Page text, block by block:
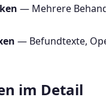
— Mehrere
— Befundtexte,
im Detail